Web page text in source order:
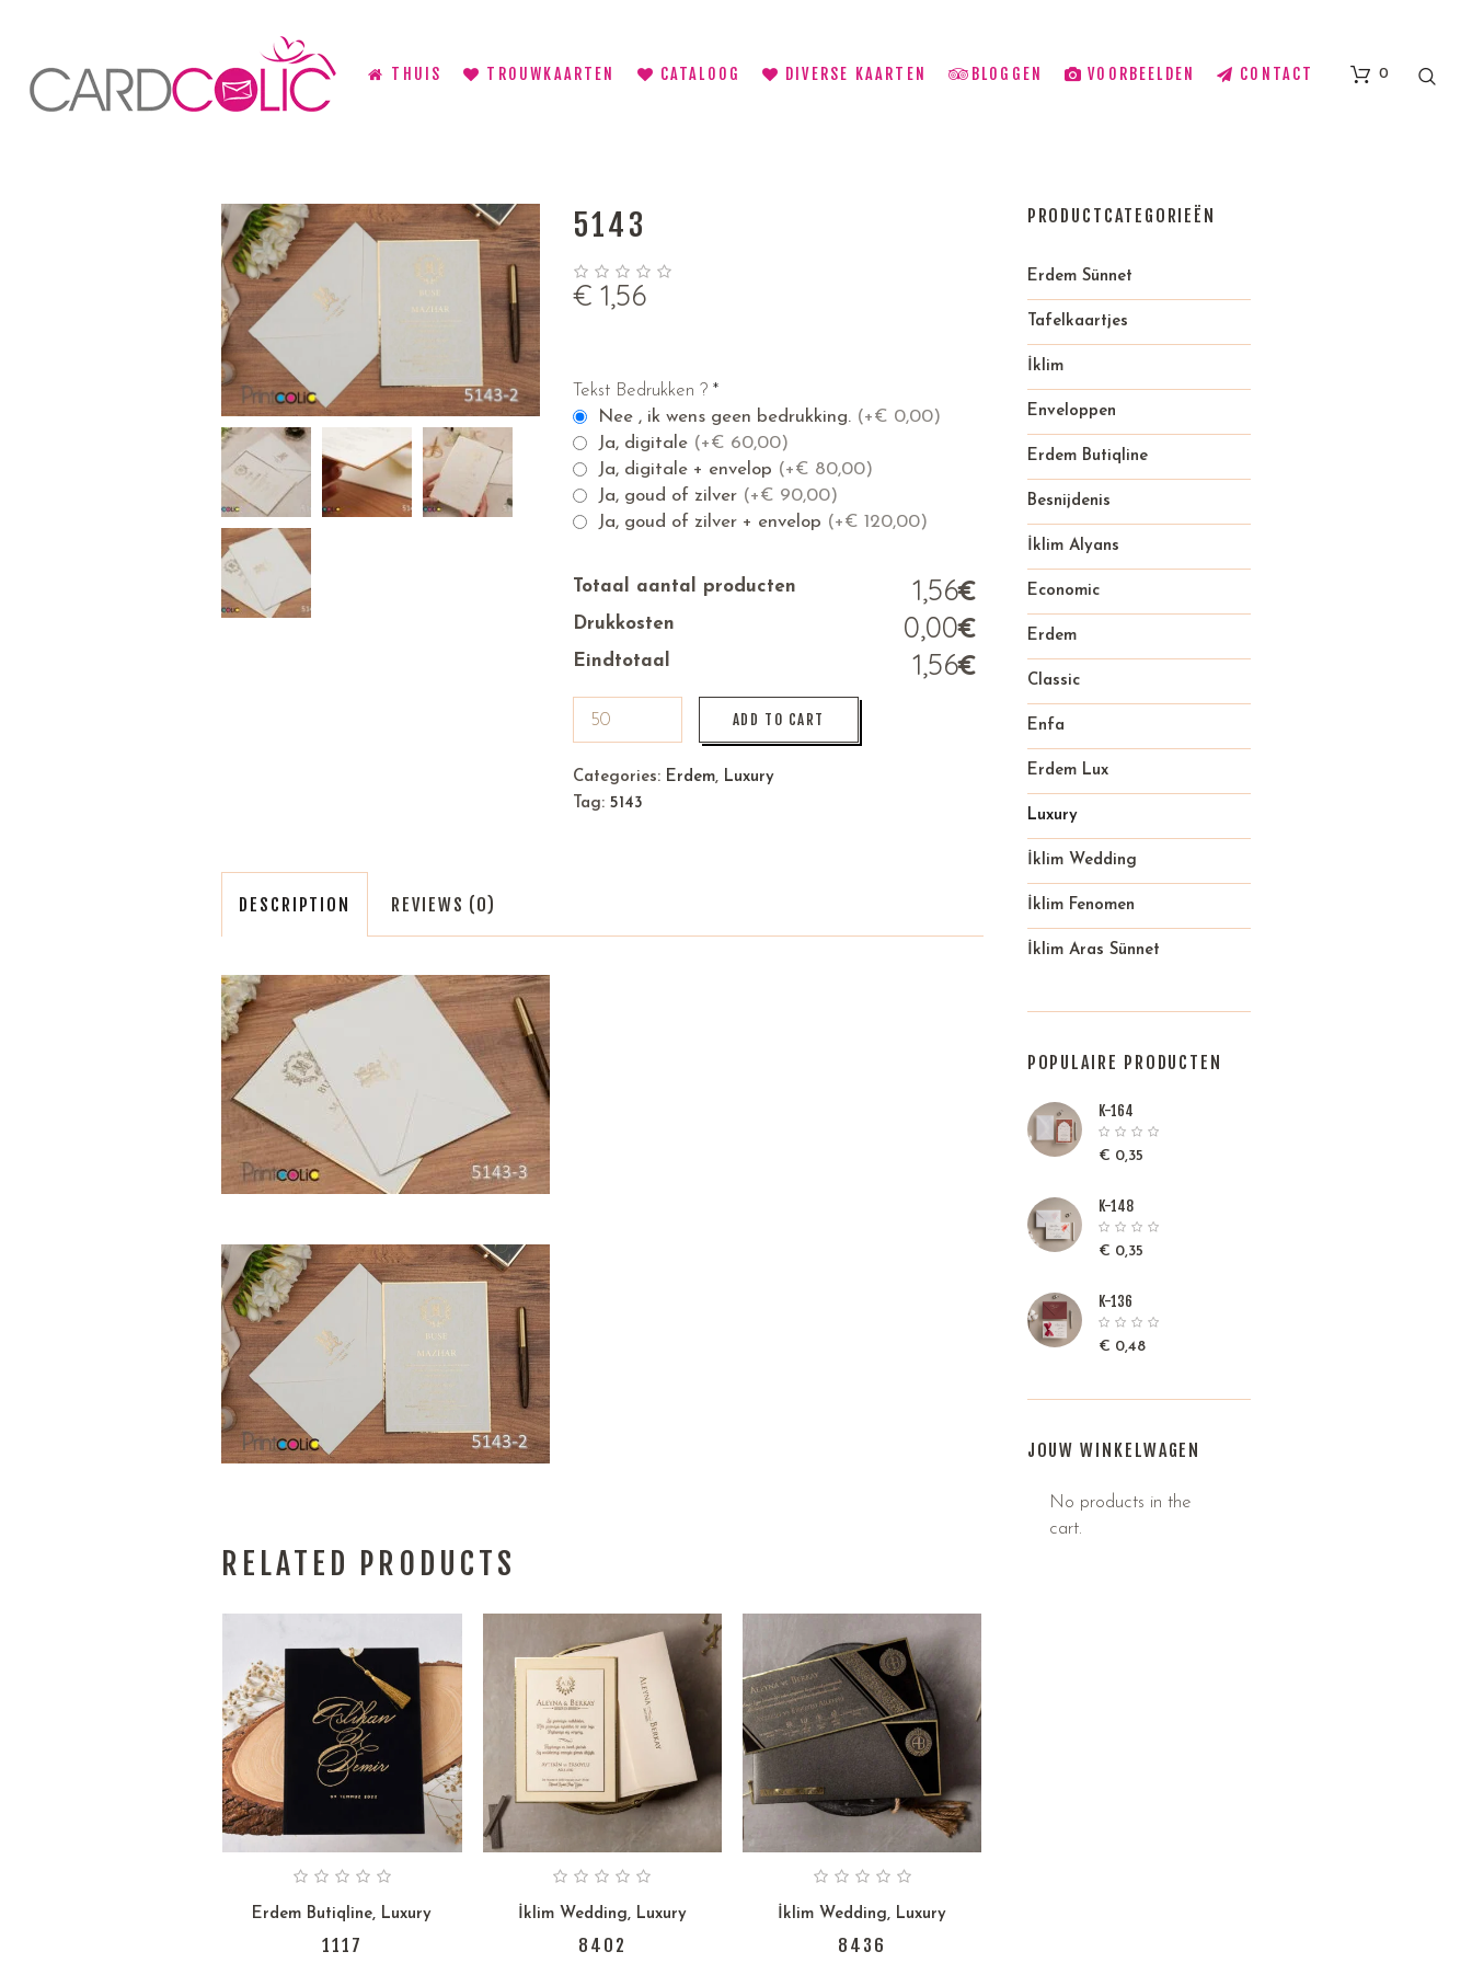
0
THUIS TROUWKAARTEN CATALOOG DIVERSE KAARTEN BLOGGEN VOORBEELDEN CONTACT
5143
€ 1,56
Tekst Bedrukken ? *
Nee , ik wens geen bedrukking. (+€ 0,00)
Ja, digitale (+€ 60,00)
Ja, digitale + envelop (+€ 80,00)
Ja, goud of zilver (+€ 90,00)
Ja, goud of zilver + envelop (+€ 120,00)
Totaal aantal producten €
1,56
Drukkosten €
0,00
Eindtotaal €
1,56
ADD TO CART
Categories: Erdem, Luxury
Tag: 5143
DESCRIPTION REVIEWS (0)
RELATED PRODUCTS
Erdem Butiqline, Luxury
1117
İklim Wedding, Luxury
8402
İklim Wedding, Luxury
8436
PRODUCTCATEGORIEËN
Erdem Sünnet
Tafelkaartjes
İklim
Enveloppen
Erdem Butiqline
Besnijdenis
İklim Alyans
Economic
Erdem
Classic
Enfa
Erdem Lux
Luxury
İklim Wedding
İklim Fenomen
İklim Aras Sünnet
POPULAIRE PRODUCTEN
K-164
€ 0,35
K-148
€ 0,35
K-136
€ 0,48
JOUW WINKELWAGEN
No products in the
cart.